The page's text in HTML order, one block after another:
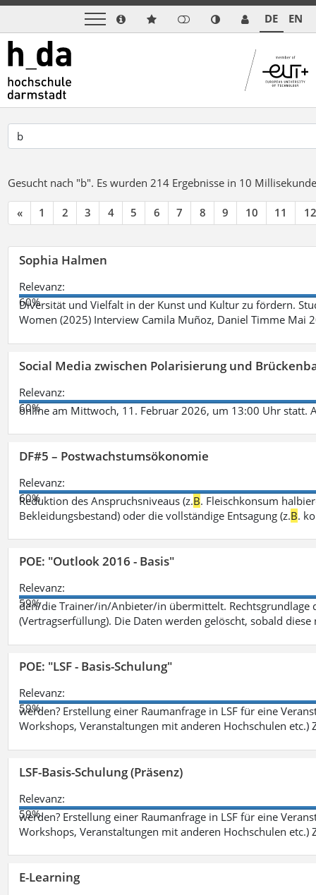
DE EN
Gesucht nach "b". Es wurden 214 Ergebnisse in 10
« 1 2 3 4 5 6 7 8 9 10 11 12
Sophia Halmen
Relevanz:
60%
Diversität und Vielfalt in der Kunst und Kultur zu fördern.
Women (2025) Interview Camila Muñoz, Daniel Timme Mai
Social Media zwischen Polarisierung und
Relevanz:
60%
online am Mittwoch, 11. Februar 2026, um 13:00 Uhr
DF#5 – Postwachstumsökonomie
Relevanz:
60%
Reduktion des Anspruchsniveaus (z.B. Fleischkonsum
Bekleidungsbestand) oder die vollständige Entsagung (z.B.
POE: "Outlook 2016 - Basis"
Relevanz:
59%
den/die Trainer/in/Anbieter/in übermittelt. Rechtsgrundlage
(Vertragserfüllung). Die Daten werden gelöscht, sobald
POE: "LSF - Basis-Schulung"
Relevanz:
59%
werden? Erstellung einer Raumanfrage in LSF für eine
Workshops, Veranstaltungen mit anderen Hochschulen etc.)
LSF-Basis-Schulung (Präsenz)
Relevanz:
59%
werden? Erstellung einer Raumanfrage in LSF für eine
Workshops, Veranstaltungen mit anderen Hochschulen etc.)
E-Learning